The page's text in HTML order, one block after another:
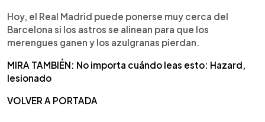
Hoy, el Real Madrid puede ponerse muy cerca del
Barcelona si los astros se alinean para que los
merengues ganen y los azulgranas pierdan.
MIRA TAMBIÉN: No importa cuándo leas esto: Hazard,
lesionado
VOLVER A PORTADA